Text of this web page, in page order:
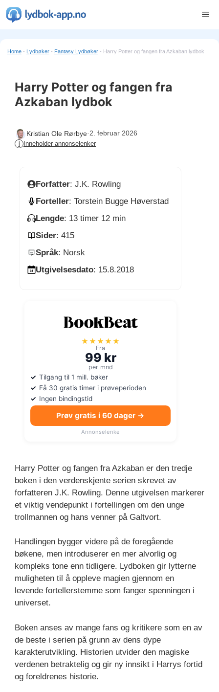
Hopp
Home - Lydbøker - Fantasy Lydbøker - Harry Potter og fangen fra Azkaban lydbok
Harry Potter og fangen fra
Azkaban lydbok
Kristian Ole Rørbye·2. februar 2026
i Inneholder annonselenker
Forfatter: J.K. Rowling
Forteller: Torstein Bugge Høverstad
Lengde: 13 timer 12 min
Sider: 415
Språk: Norsk
Utgivelsesdato: 15.8.2018
★★★★★
Fra
99 kr
per mnd
Tilgang til 1 mill. bøker
Få 30 gratis timer i prøveperioden
Ingen bindingstid
Prøv gratis i 60 dager →
Annonselenke
Harry Potter og fangen fra Azkaban er den tredje
boken i den verdenskjente serien skrevet av
forfatteren J.K. Rowling. Denne utgivelsen markerer
et viktig vendepunkt i fortellingen om den unge
trollmannen og hans venner på Galtvort.
Handlingen bygger videre på de foregående
bøkene, men introduserer en mer alvorlig og
kompleks tone enn tidligere. Lydboken gir lytterne
muligheten til å oppleve magien gjennom en
levende fortellerstemme som fanger spenningen i
universet.
Boken anses av mange fans og kritikere som en av
de beste i serien på grunn av dens dype
karakterutvikling. Historien utvider den magiske
verdenen betraktelig og gir ny innsikt i Harrys fortid
og foreldrenes historie.